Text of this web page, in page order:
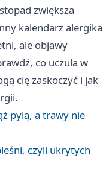
zwiększa
kalendarz alergika
ale objawy
co uczula w
cię zaskoczyć i jak
pylą, a trawy nie
czyli ukrytych